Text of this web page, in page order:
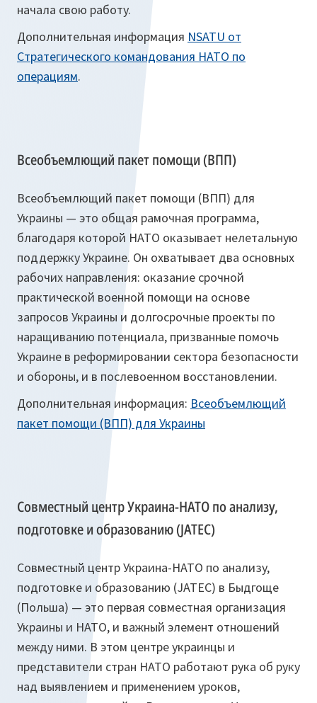
начала свою работу.
Дополнительная информация NSATU от
Стратегического командования НАТО по
операциям.
Всеобъемлющий пакет помощи (ВПП)
Всеобъемлющий пакет помощи (ВПП) для
Украины — это общая рамочная программа,
благодаря которой НАТО оказывает нелетальную
поддержку Украине. Он охватывает два основных
рабочих направления: оказание срочной
практической военной помощи на основе
запросов Украины и долгосрочные проекты по
наращиванию потенциала, призванные помочь
Украине в реформировании сектора безопасности
и обороны, и в послевоенном восстановлении.
Дополнительная информация: Всеобъемлющий
пакет помощи (ВПП) для Украины
Совместный центр Украина-НАТО по анализу,
подготовке и образованию (JATEC)
Совместный центр Украина-НАТО по анализу,
подготовке и образованию (JATEC) в Быдгоще
(Польша) — это первая совместная организация
Украины и НАТО, и важный элемент отношений
между ними. В этом центре украинцы и
представители стран НАТО работают рука об руку
над выявлением и применением уроков,